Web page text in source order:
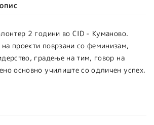
2 години во CID - Куманово.
проекти поврзани со феминизам,
градење на тим, говор на
основно училиште со одличен успех.